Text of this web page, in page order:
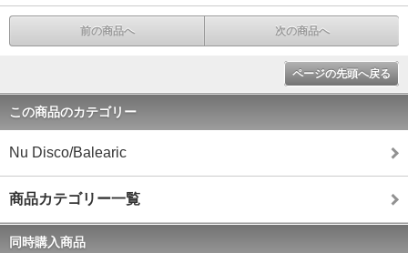
前の商品へ 次の商品へ
ページの先頭へ戻る
この商品のカテゴリー
Nu Disco/Balearic
商品カテゴリー一覧
同時購入商品